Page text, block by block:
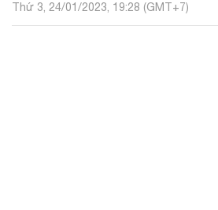
Thứ 3, 24/01/2023, 19:28 (GMT+7)